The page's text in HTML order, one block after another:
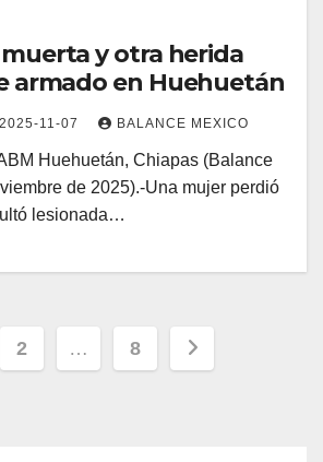
y otra herida
armado en Huehuetán
2025-11-07 BALANCE MEXICO
Huehuetán, Chiapas (Balance
de 2025).-Una mujer perdió
lesionada…
2 … 8